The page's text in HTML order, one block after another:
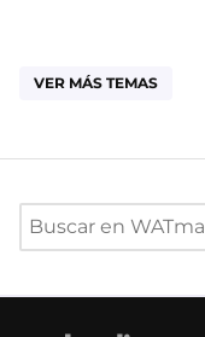
VER MÁS TEMAS